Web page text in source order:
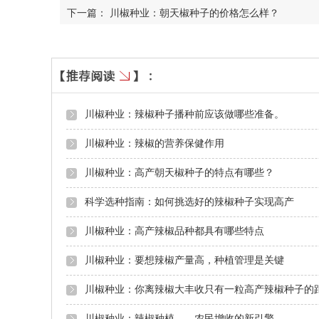
下一篇： 川椒种业：朝天椒种子的价格怎么样？
川椒种业：辣椒种子播种前应该做哪些准备。
川椒种业：辣椒的营养保健作用
川椒种业：高产朝天椒种子的特点有哪些？
科学选种指南：如何挑选好的辣椒种子实现高产
川椒种业：高产辣椒品种都具有哪些特点
川椒种业：要想辣椒产量高，种植管理是关键
川椒种业：你离辣椒大丰收只有一粒高产辣椒种子的